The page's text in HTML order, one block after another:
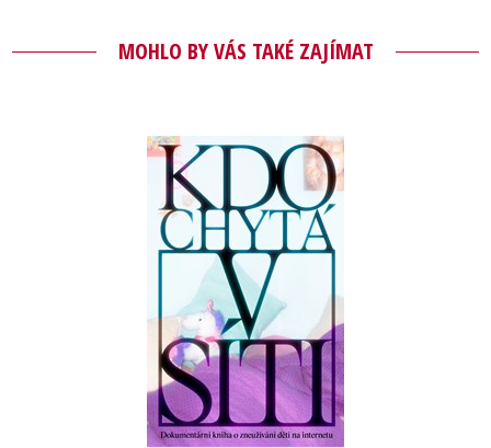
MOHLO BY VÁS TAKÉ ZAJÍMAT
Kdo chytá v síti
Marika Pecháčková
Do košíku
349 Kč
279 Kč